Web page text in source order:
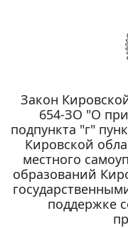
Закон
654-ЗО "О
подпункта "г"
Кировской
местного
образований
поддержке